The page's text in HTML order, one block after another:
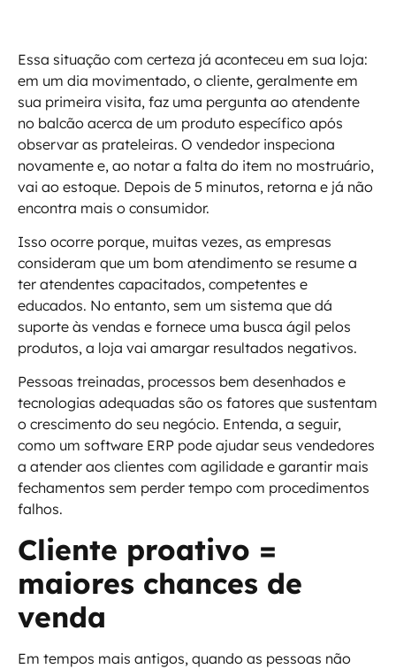
Essa situação com certeza já aconteceu em sua loja:
em um dia movimentado, o cliente, geralmente em
sua primeira visita, faz uma pergunta ao atendente
no balcão acerca de um produto específico após
observar as prateleiras. O vendedor inspeciona
novamente e, ao notar a falta do item no mostruário,
vai ao estoque. Depois de 5 minutos, retorna e já não
encontra mais o consumidor.
Isso ocorre porque, muitas vezes, as empresas
consideram que um bom atendimento se resume a
ter atendentes capacitados, competentes e
educados. No entanto, sem um sistema que dá
suporte às vendas e fornece uma busca ágil pelos
produtos, a loja vai amargar resultados negativos.
Pessoas treinadas, processos bem desenhados e
tecnologias adequadas são os fatores que sustentam
o crescimento do seu negócio. Entenda, a seguir,
como um software ERP pode ajudar seus vendedores
a atender aos clientes com agilidade e garantir mais
fechamentos sem perder tempo com procedimentos
falhos.
Cliente proativo =
maiores chances de
venda
Em tempos mais antigos, quando as pessoas não